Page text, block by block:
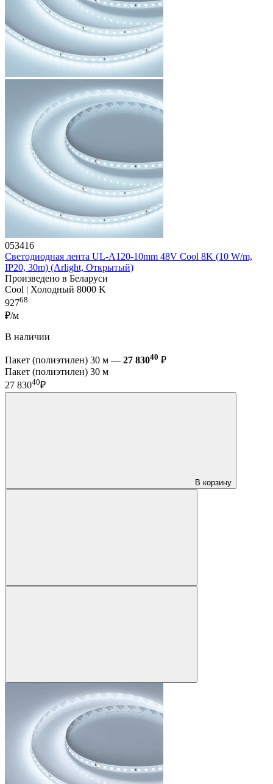
053416
Светодиодная лента UL-A120-10mm 48V Cool 8K (10 W/m,
IP20, 30m) (Arlight, Открытый)
Произведено в Беларуси
Cool | Холодный 8000 K
92768
₽/м
В наличии
Пакет (полиэтилен) 30 м — 27 83040 ₽
Пакет (полиэтилен) 30 м
27 83040₽
В корзину